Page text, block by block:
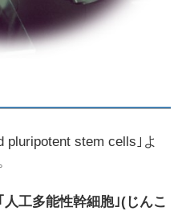
pluripotent stem cells｣よ
｢人工多能性幹細胞｣(じんこ